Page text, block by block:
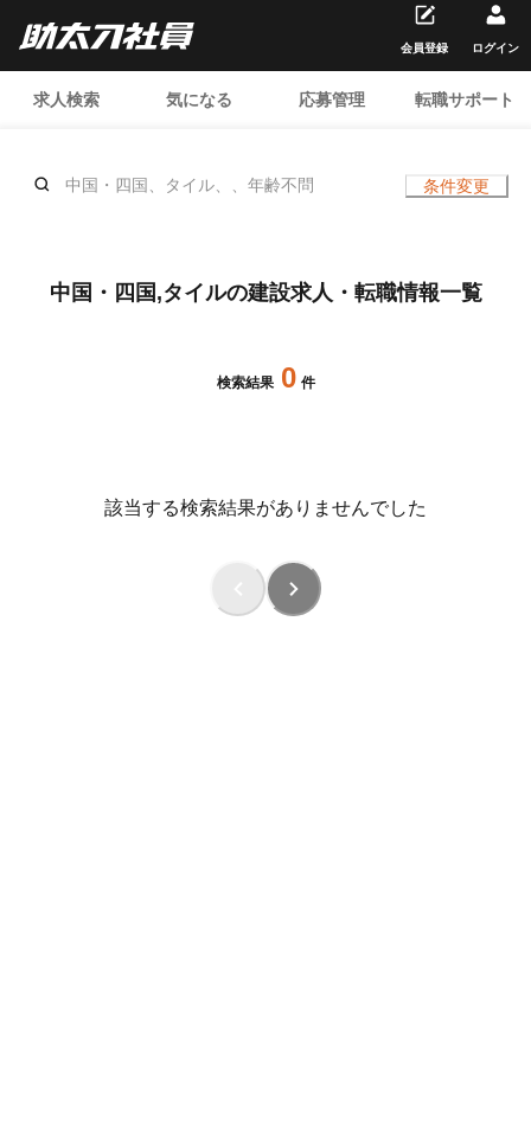
求人検索 気になる 応募管理 転職サポート
会員登録 ログイン
中国・四国、タイル、、年齢不問 条件変更
中国・四国,タイルの建設求人・転職情報一覧
検索結果 0 件
該当する検索結果がありませんでした